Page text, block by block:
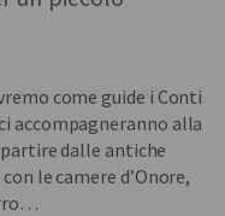
come guide i Conti
accompagneranno alla
dalle antiche
le camere d’Onore,